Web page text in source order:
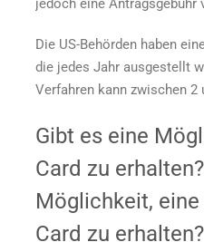
jedoch eine Antragsgebühr
Die US-Behörden haben
die jedes Jahr ausgestellt
Verfahren kann zwischen 2
Gibt es eine
Card zu erhalten?
Möglichkeit,
Card zu erhalten?